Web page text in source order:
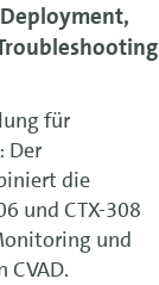
für
Der
die
und CTX-308
und
CVAD.